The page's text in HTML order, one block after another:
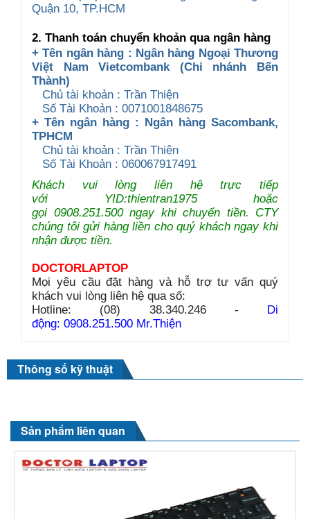
Quận 10, TP.HCM
2. Thanh toán chuyển khoản qua ngân hàng
+ Tên ngân hàng : Ngân hàng Ngoại Thương
Việt Nam Vietcombank (Chi nhánh Bến
Thành)
Chủ tài khoản : Trần Thiện
Số Tài Khoản : 0071001848675
+ Tên ngân hàng : Ngân hàng Sacombank,
TPHCM
Chủ tài khoản : Trần Thiện
Số Tài Khoản : 060067917491
Khách vui lòng liên hệ trực tiếp
với YID:thientran1975 hoặc
gọi 0908.251.500 ngay khi chuyển tiền. CTY
chúng tôi gửi hàng liền cho quý khách ngay khi
nhận được tiền.
DOCTORLAPTOP
Mọi yêu cầu đặt hàng và hỗ trợ tư vấn quý
khách vui lòng liên hệ qua số:
Hotline: (08) 38.340.246 - Di
động: 0908.251.500 Mr.Thiện
Thông số kỹ thuật
Sản phẩm liên quan